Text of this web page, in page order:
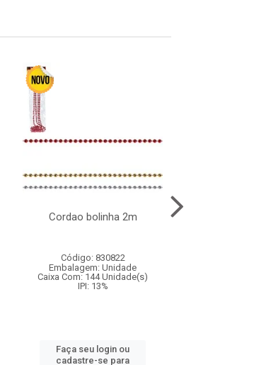
Cordao bolinha 2m
Código: 830822
Embalagem: Unidade
Caixa Com: 144 Unidade(s)
IPI: 13%
Faça seu login ou
cadastre-se para